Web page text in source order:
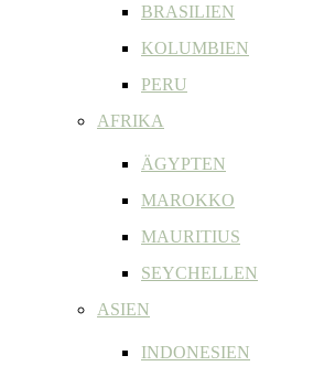
BRASILIEN
KOLUMBIEN
PERU
AFRIKA
ÄGYPTEN
MAROKKO
MAURITIUS
SEYCHELLEN
ASIEN
INDONESIEN